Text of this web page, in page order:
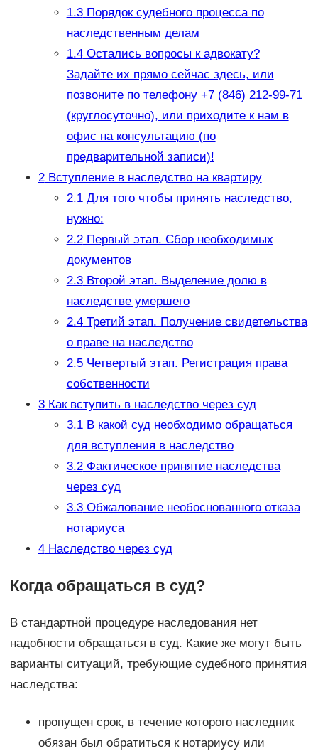
1.3Порядок судебного процесса по
наследственным делам
1.4Остались вопросы к адвокату?
Задайте их прямо сейчас здесь, или
позвоните по телефону +7 (846) 212-99-71
(круглосуточно), или приходите к нам в
офис на консультацию (по
предварительной записи)!
2Вступление в наследство на квартиру
2.1Для того чтобы принять наследство,
нужно:
2.2Первый этап. Сбор необходимых
документов
2.3Второй этап. Выделение долю в
наследстве умершего
2.4Третий этап. Получение свидетельства
о праве на наследство
2.5Четвертый этап. Регистрация права
собственности
3Как вступить в наследство через суд
3.1В какой суд необходимо обращаться
для вступления в наследство
3.2Фактическое принятие наследства
через суд
3.3Обжалование необоснованного отказа
нотариуса
4Наследство через суд
Когда обращаться в суд?
В стандартной процедуре наследования нет
надобности обращаться в суд. Какие же могут быть
варианты ситуаций, требующие судебного принятия
наследства:
пропущен срок, в течение которого наследник
обязан был обратиться к нотариусу или